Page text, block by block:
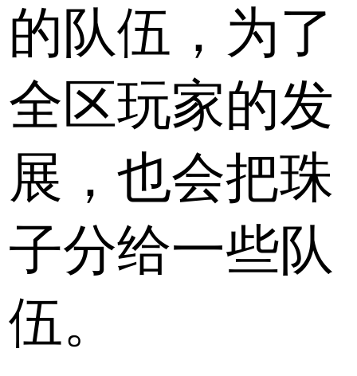
的队伍，为了
全区玩家的发
展，也会把珠
子分给一些队
伍。